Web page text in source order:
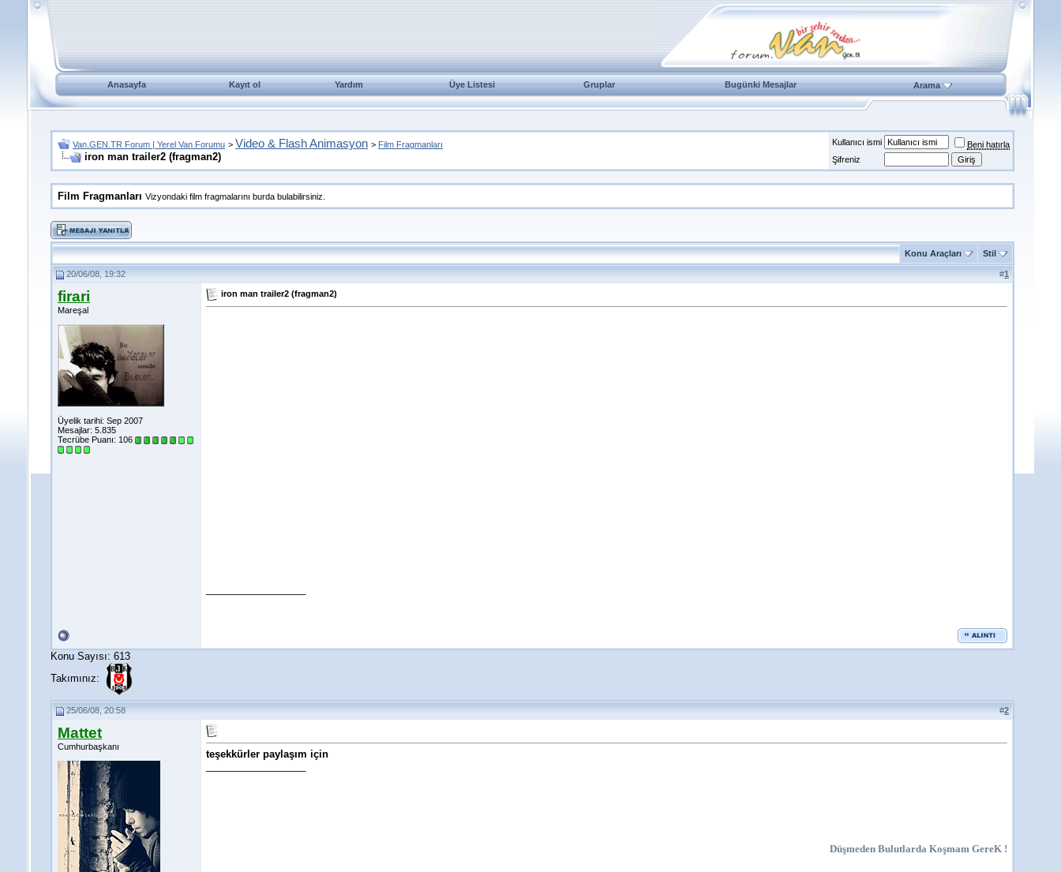
Anasayfa Kayıt ol Yardım Üye Listesi Gruplar Bugünki Mesajlar Arama
Van.GEN.TR Forum | Yerel Van Forumu > Video & Flash Animasyon > Film Fragmanları
iron man trailer2 (fragman2)
Kullanıcı ismi
Beni hatırla
Şifreniz
Film Fragmanları Vizyondaki film fragmalarını burda bulabilirsiniz.
Konu Araçları Stil
20/06/08, 19:32 #1
firari
Mareşal
Üyelik tarihi: Sep 2007
Mesajlar: 5.835
Tecrübe Puanı: 106
iron man trailer2 (fragman2)
Konu Sayısı: 613
Takımınız:
25/06/08, 20:58 #2
Mattet
Cumhurbaşkanı
teşekkürler paylaşım için
Düşmeden Bulutlarda Koşmam GereK !